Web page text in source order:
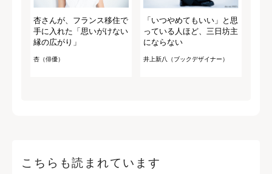
杏さんが、フランス移住で
手に入れた「思いがけない
縁の広がり」
杏（俳優）
「いつやめてもいい」と思
っている人ほど、三日坊主
にならない
井上新八（ブックデザイナー）
こちらも読まれています